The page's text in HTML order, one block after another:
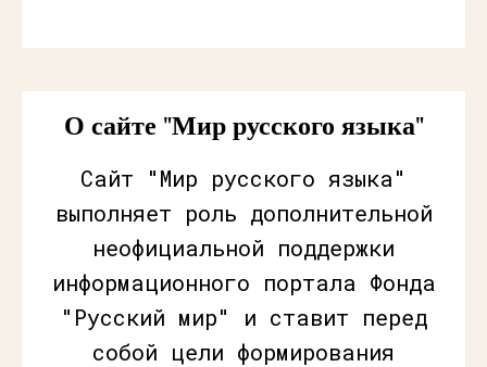
О сайте "Мир русского языка"
Сайт "Мир русского языка"
выполняет роль дополнительной
неофициальной поддержки
информационного портала Фонда
"Русский мир" и ставит перед
собой цели формирования